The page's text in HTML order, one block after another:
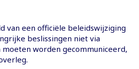
van een officiële beleidswijziging
beslissingen niet via
worden gecommuniceerd,